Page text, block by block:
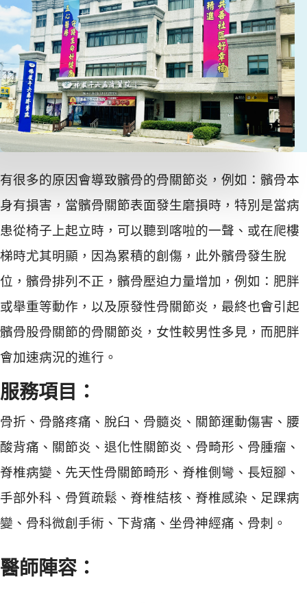
有很多的原因會導致髕骨的骨關節炎，例如：髕骨本
身有損害，當髕骨關節表面發生磨損時，特別是當病
患從椅子上起立時，可以聽到喀啦的一聲、或在爬樓
梯時尤其明顯，因為累積的創傷，此外髕骨發生脫
位，髕骨排列不正，髕骨壓迫力量增加，例如：肥胖
或舉重等動作，以及原發性骨關節炎，最終也會引起
髕骨股骨關節的骨關節炎，女性較男性多見，而肥胖
會加速病況的進行。
服務項目：
骨折、骨骼疼痛、脫臼、骨髓炎、關節運動傷害、腰
酸背痛、關節炎、退化性關節炎、骨畸形、骨腫瘤、
脊椎病變、先天性骨關節畸形、脊椎側彎、長短腳、
手部外科、骨質疏鬆、脊椎結核、脊椎感染、足踝病
變、骨科微創手術、下背痛、坐骨神經痛、骨刺。
醫師陣容：